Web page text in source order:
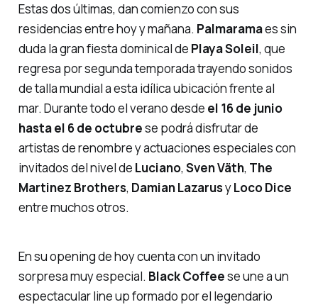
Estas dos últimas, dan comienzo con sus
residencias entre hoy y mañana. Palmaramaes sin
duda la gran fiesta dominical de Playa Soleil, que
regresa por segunda temporada trayendo sonidos
de talla mundial a esta idílica ubicación frente al
mar. Durante todo el verano desde el 16 de junio
hasta el 6 de octubrese podrá disfrutar de
artistas de renombre y actuaciones especiales con
invitados del nivel de Luciano, Sven Väth, The
Martinez Brothers, Damian LazarusyLoco Dice
entre muchos otros.
En suopeningde hoy cuenta con un invitado
sorpresa muy especial. Black Coffeese une a un
espectacularline upformado por el legendario